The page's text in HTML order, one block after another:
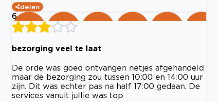
delen
6
bezorging veel te laat
De orde was goed ontvangen netjes afgehandeld
maar de bezorging zou tussen 10:00 en 14:00 uur
zijn. Dit was echter pas na half 17:00 gedaan. De
services vanuit jullie was top